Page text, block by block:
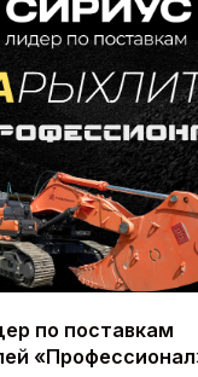
по поставкам